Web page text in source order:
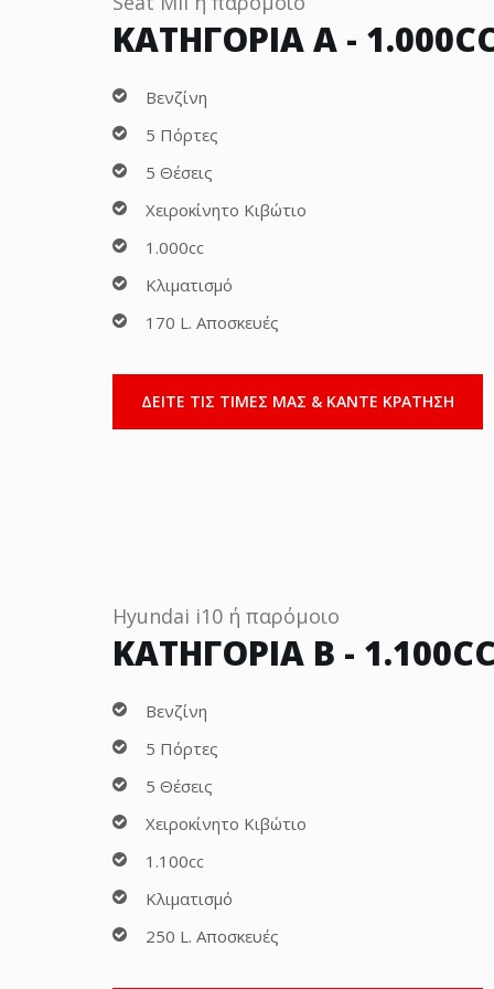
ΚΑΤΗΓΟΡΙΑ Α -
Βενζίνη
5 Πόρτες
5 Θέσεις
Χειροκίνητο Κιβώτιο
1.000cc
Κλιματισμό
170 L. Αποσκευές
ΔΕΙΤΕ ΤΙΣ ΤΙΜΕΣ ΜΑΣ & ΚΑΝΤΕ ΚΡΑΤΗΣΗ
Hyundai i10 ή παρόμοιο
ΚΑΤΗΓΟΡΙΑ B -
Βενζίνη
5 Πόρτες
5 Θέσεις
Χειροκίνητο Κιβώτιο
1.100cc
Κλιματισμό
250 L. Αποσκευές